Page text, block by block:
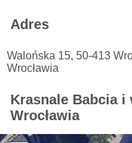
Adres
Walońska 15, 50-413
Wrocławia
Krasnale Babcia i
Wrocławia